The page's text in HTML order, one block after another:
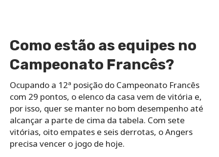
Como estão as equipes no
Campeonato Francês?
Ocupando a 12ª posição do Campeonato Francês
com 29 pontos, o elenco da casa vem de vitória e,
por isso, quer se manter no bom desempenho até
alcançar a parte de cima da tabela. Com sete
vitórias, oito empates e seis derrotas, o Angers
precisa vencer o jogo de hoje.